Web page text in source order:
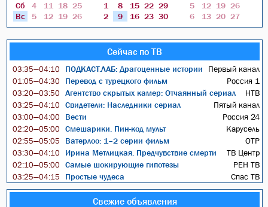
Сб
Вс
4
11 18 25
5
12 19 26
1
8 15 22 29
2
9 16 23 30
5
12 19 26
6
13 20 27
Сейчас по ТВ
03:35—04:10 ПОДКАСТ.ЛАБ: Драгоценные истории Первый канал
01:05—04:30 Перевод с турецкого фильм Россия 1
03:20—03:50 Агентство скрытых камер: Отчаянный сериал НТВ
03:25—04:10 Свидетели: Наследники сериал Пятый канал
03:00—04:00 Вести Россия 24
02:20—05:00 Смешарики. Пин-код мульт Карусель
02:55—05:05 Ватерлоо: 1–2 серии фильм ОТР
03:30—04:10 Ирина Метлицкая. Предчувствие смерти ТВ Центр
02:10—05:00 Самые шокирующие гипотезы РЕН ТВ
03:25—04:15 Простые чудеса Спас ТВ
Свежие объявления